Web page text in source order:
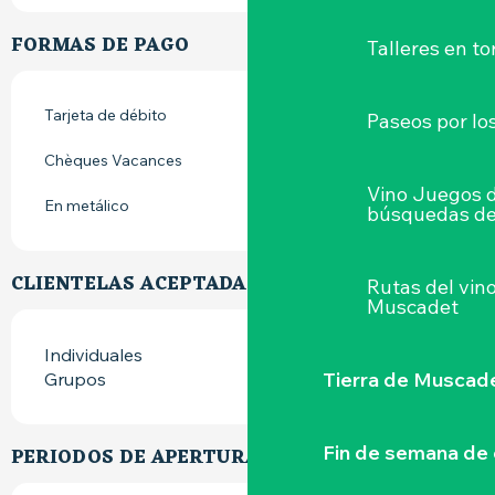
Talleres en
Paseos por
Vino Juegos
búsquedas
Rutas del
Muscadet
Tierra de
Fin de semana
FORMAS DE PAGO
Tarjeta de débito
Chèques Vacances
En metálico
CLIENTELAS ACEPTADAS
Individuales
Grupos
PERIODOS DE APERTURA